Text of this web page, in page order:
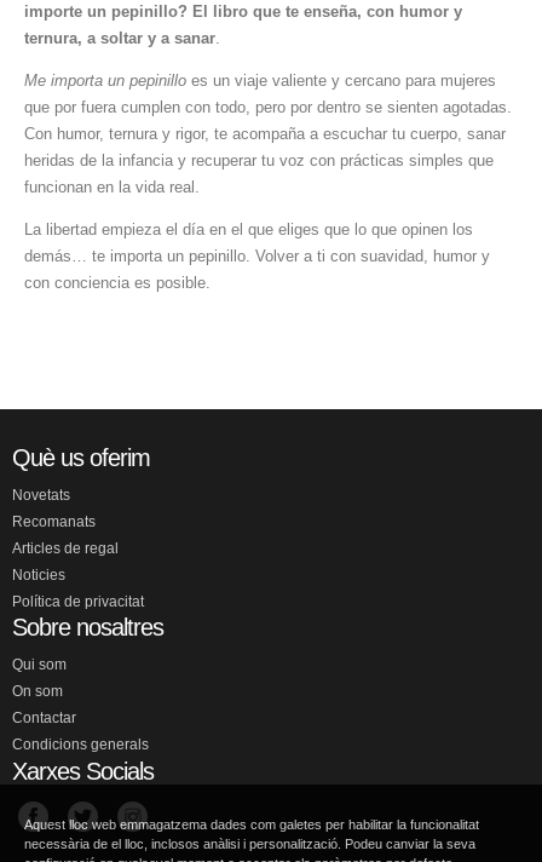
importe un pepinillo? El libro que te enseña, con humor y
ternura, a soltar y a sanar
Me importa un pepinillo es un viaje valiente y cercano para mujeres
que por fuera cumplen con todo, pero por dentro se sienten agotadas.
Con humor, ternura y rigor, te acompaña a escuchar tu cuerpo, sanar
heridas de la infancia y recuperar tu voz con prácticas simples que
funcionan en la vida real.
La libertad empieza el día en el que eliges que lo que opinen los
demás… te importa un pepinillo. Volver a ti con suavidad, humor y
con conciencia es posible.
Què us oferim
Novetats
Recomanats
Articles de regal
Noticies
Política de privacitat
Sobre nosaltres
Qui som
On som
Contactar
Condicions generals
Xarxes Socials
Aquest lloc web emmagatzema dades com galetes per habilitar la funcionalitat
necessària de el lloc, inclosos anàlisi i personalització. Podeu canviar la seva